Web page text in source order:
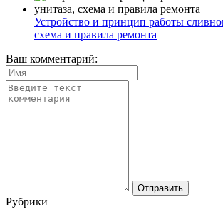
Устройство и принцип работы
схема и правила ремонта
Ваш комментарий:
Рубрики